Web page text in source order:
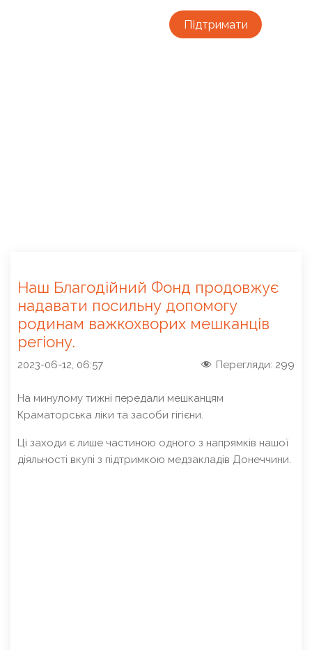
Підтримати
Наш Благодійний Фонд продовжує
надавати посильну допомогу
родинам важкохворих мешканців
регіону.
2023-06-12, 06:57 Перегляди: 299
На минулому тижні передали мешканцям
Краматорська ліки та засоби гігієни.
Ці заходи є лише частиною одного з напрямків нашої
діяльності вкупі з підтримкою медзакладів Донеччини.